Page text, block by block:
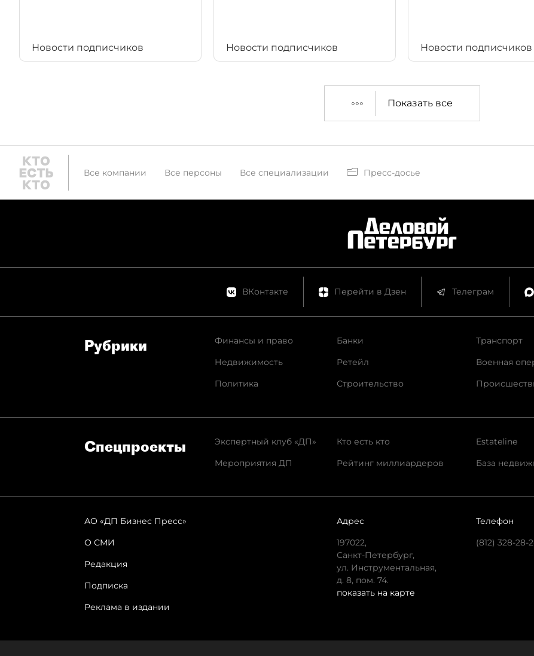
Новости подписчиков Новости подписчиков Новости подписчиков
Показать все
Все компании Все персоны Все специализации Пресс-досье
ВКонтакте Перейти в Дзен Телеграм
Рубрики
Финансы и право
Недвижимость
Политика
Банки
Ретейл
Строительство
Транспорт
Военная
Спец­проекты
Экспертный клуб «ДП»
Мероприятия ДП
Кто есть кто
Рейтинг миллиардеров
Estateline
База
АО «ДП Бизнес Пресс»
О СМИ
Редакция
Подписка
Реклама в издании
Адрес
197022,
Санкт-Петербург,
ул. Инструментальная,
д. 8, пом. 74.
показать на карте
Телефон
(812) 328-28-